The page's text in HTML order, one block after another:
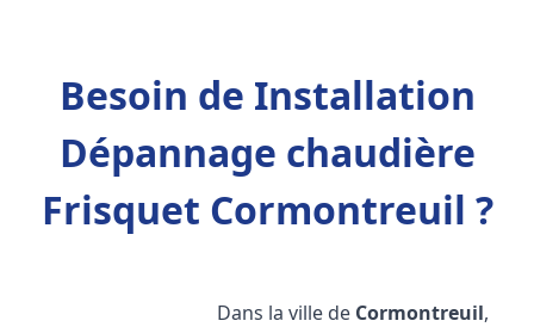
Besoin de Installation
Dépannage chaudière
Frisquet Cormontreuil ?
Dans la ville de Cormontreuil,